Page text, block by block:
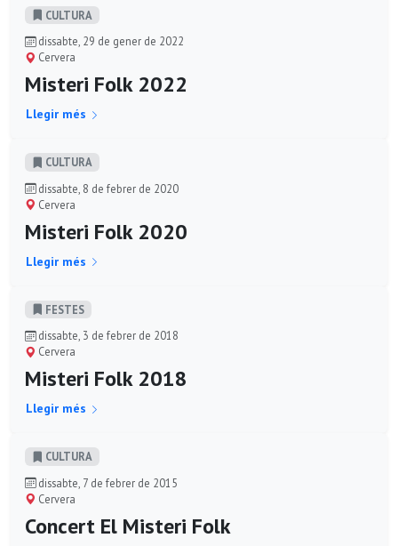
CULTURA
dissabte, 29 de gener de 2022
Cervera
Misteri Folk 2022
Llegir més
CULTURA
dissabte, 8 de febrer de 2020
Cervera
Misteri Folk 2020
Llegir més
FESTES
dissabte, 3 de febrer de 2018
Cervera
Misteri Folk 2018
Llegir més
CULTURA
dissabte, 7 de febrer de 2015
Cervera
Concert El Misteri Folk